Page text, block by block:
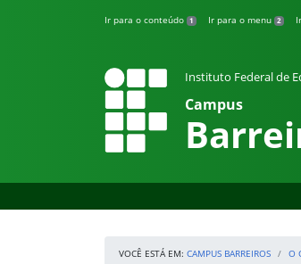
Ir para o conteúdo 1 Ir para o menu 2
Instituto Federal de
Campus
VOCÊ ESTÁ EM: CAMPUS BARREIROS O